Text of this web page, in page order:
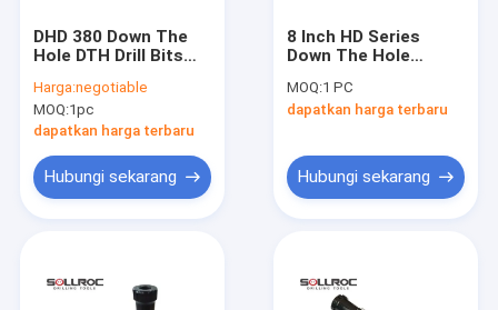
DHD 380 Down The
Hole DTH Drill Bits
Resistance Untuk
Pertambangan
Deeping Hole
Harga:negotiable
MOQ:1pc
dapatkan harga terbaru
Hubungi sekarang
8 Inch HD Series
Down The Hole
Hammer HD85 Untuk
Shank DHD380
MOQ:1 PC
dapatkan harga terbaru
Hubungi sekarang